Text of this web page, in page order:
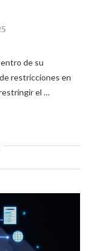
de su
restricciones en
el …